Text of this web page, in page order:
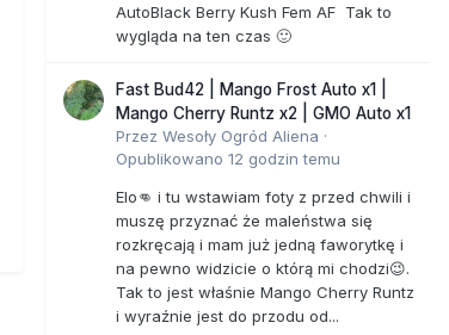
AutoBlack Berry Kush Fem AF Tak to
wygląda na ten czas 🙂
Fast Bud42 | Mango Frost Auto x1 |
Mango Cherry Runtz x2 | GMO Auto x1
Przez Wesoły Ogród Aliena ·
Opublikowano 12 godzin temu
Elo👊 i tu wstawiam foty z przed chwili i
muszę przyznać że maleństwa się
rozkręcają i mam już jedną faworytkę i
na pewno widzicie o którą mi chodzi😉.
Tak to jest właśnie Mango Cherry Runtz
i wyraźnie jest do przodu od...